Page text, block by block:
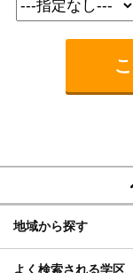
地域から探す
よく検索される学区